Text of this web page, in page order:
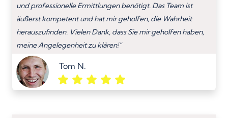
und professionelle Ermittlungen benötigt. Das Team ist
äußerst kompetent und hat mir geholfen, die Wahrheit
herauszufinden. Vielen Dank, dass Sie mir geholfen haben,
meine Angelegenheit zu klären!”
Tom N.